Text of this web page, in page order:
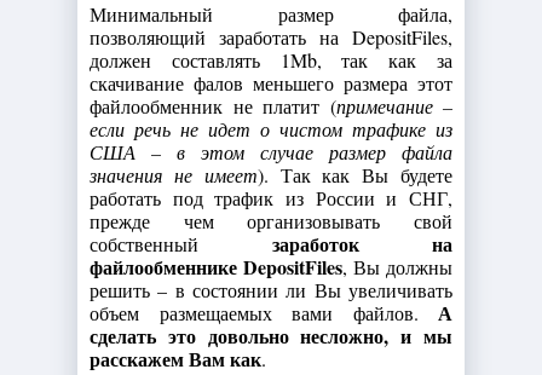
Минимальный размер файла,
позволяющий заработать на DepositFiles,
должен составлять 1Mb, так как за
скачивание фалов меньшего размера этот
файлообменник не платит (примечание –
если речь не идет о чистом трафике из
США – в этом случае размер файла
значения не имеет). Так как Вы будете
работать под трафик из России и СНГ,
прежде чем организовывать свой
собственный заработок на
файлообменнике DepositFiles, Вы должны
решить – в состоянии ли Вы увеличивать
объем размещаемых вами файлов. А
сделать это довольно несложно, и мы
расскажем Вам как.